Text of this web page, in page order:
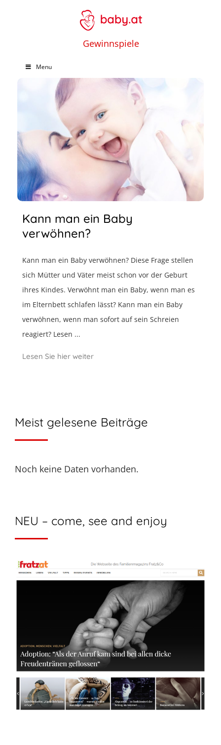
Gewinnspiele
Menu
Kann man ein Baby
verwöhnen?
Kann man ein Baby verwöhnen? Diese Frage stellen
sich Mütter und Väter meist schon vor der Geburt
ihres Kindes. Verwöhnt man ein Baby, wenn man es
im Elternbett schlafen lässt? Kann man ein Baby
verwöhnen, wenn man sofort auf sein Schreien
reagiert? Lesen ...
Lesen Sie hier weiter
Meist gelesene Beiträge
Noch keine Daten vorhanden.
NEU – come, see and enjoy